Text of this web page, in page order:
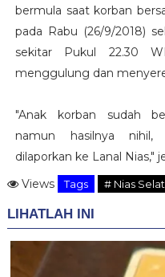
bermula saat korban
pada Rabu (26/9/2018)
sekitar Pukul 22.30
menggulung dan
"Anak korban sudah
namun hasilnya nihil,
dilaporkan ke Lanal Nias,"
Views
Tags # Nias